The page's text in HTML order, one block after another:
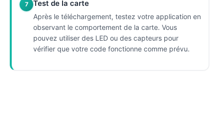
7 Test de la carte
Après le téléchargement, testez votre application en
observant le comportement de la carte. Vous
pouvez utiliser des LED ou des capteurs pour
vérifier que votre code fonctionne comme prévu.